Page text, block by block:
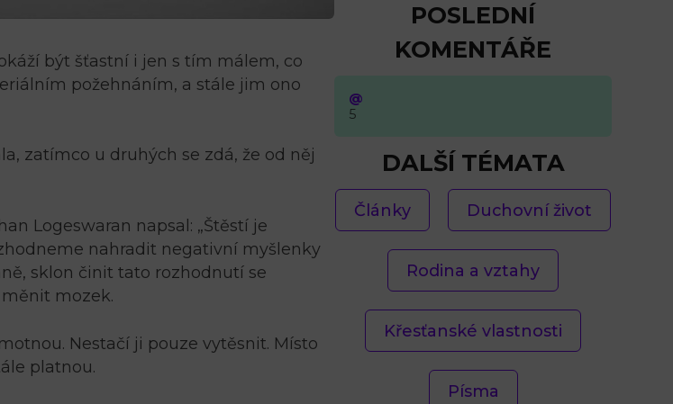
být šťastní i jen s tím málem, co
požehnáním, a stále jim ono
zatímco u druhých se zdá, že od něj
Logeswaran napsal: „Štěstí je
nahradit negativní myšlenky
sklon činit tato rozhodnutí se
mozek.
Nestačí ji pouze vytěsnit. Místo
platnou.
POSLEDNÍ
KOMENTÁŘE
@
5
DALŠÍ TÉMATA
Články Duchovní život
Rodina a vztahy
Křesťanské vlastnosti
Písma